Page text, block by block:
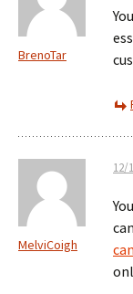
BrenoTar
MelviCoigh
12/